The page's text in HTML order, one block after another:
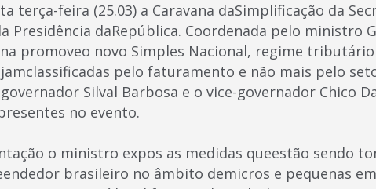
terça-feira (25.03) a Caravana daSimplificação da
Presidência daRepública. Coordenada pelo ministro
promoveo novo Simples Nacional, regime
pelo faturamento e não mais pelo
Silval Barbosa e o vice-governador Chico
no evento.
o ministro expos as medidas queestão sendo
brasileiro no âmbito demicros e pequenas